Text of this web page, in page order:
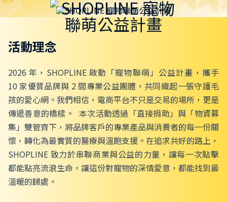
活動理念
2026 年，SHOPLINE 啟動「寵物聯萌」公益計畫，攜手
10 家優質品牌與 2 間專業公益團體，共同織起一張守護毛
孩的愛心網。 我們相信，電商平台不只是交易的場所，更是
傳遞善意的橋樑。 本次活動透過「直接捐助」與「物資募
集」雙管齊下，將品牌客戶的專業產品與消費者的每一份關
懷，轉化為最實質的醫療與溫飽支援。在追求共好的路上，
SHOPLINE 致力於串聯商業與公益的力量，讓每一次點擊
都能點亮流浪生命，讓這份對寵物的深情愛意，都能找到最
溫暖的歸處。
📣 開店零負擔！補助、資源一次到位
🐱SHOPLINE 寵物聯萌啟動！ 攜手友善品牌守護浪浪！🐶